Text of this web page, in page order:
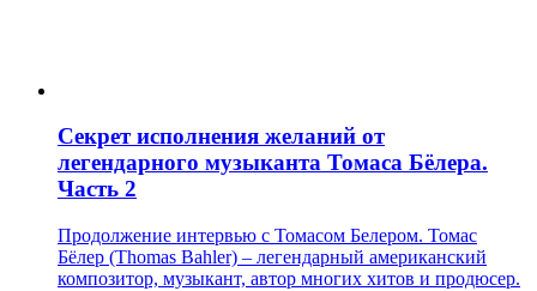
Секрет исполнения желаний от
легендарного музыканта Томаса Бёлера.
Часть 2
Продолжение интервью с Томасом Белером. Томас
Бёлер (Thomas Bahler) – легендарный американский
композитор, музыкант, автор многих хитов и продюсер.